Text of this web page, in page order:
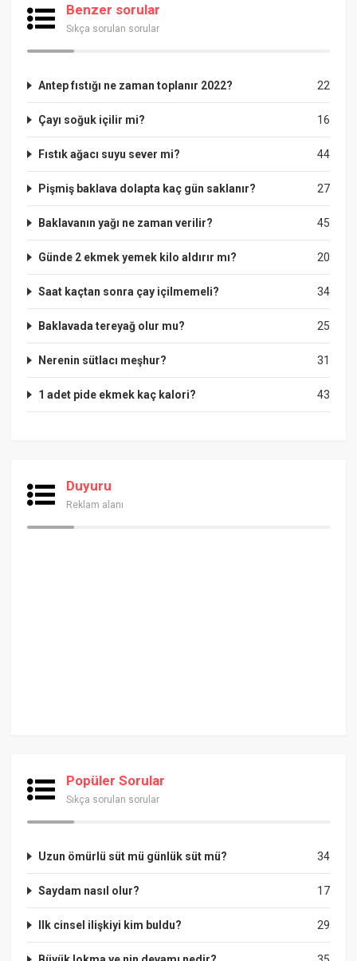
Benzer sorular
Sıkça sorulan sorular
22
Antep fıstığı ne zaman toplanır 2022?
16
Çayı soğuk içilir mi?
44
Fıstık ağacı suyu sever mi?
27
Pişmiş baklava dolapta kaç gün saklanır?
45
Baklavanın yağı ne zaman verilir?
20
Günde 2 ekmek yemek kilo aldırır mı?
34
Saat kaçtan sonra çay içilmemeli?
25
Baklavada tereyağ olur mu?
31
Nerenin sütlacı meşhur?
43
1 adet pide ekmek kaç kalori?
Duyuru
Reklam alanı
Popüler Sorular
Sıkça sorulan sorular
34
Uzun ömürlü süt mü günlük süt mü?
17
Saydam nasıl olur?
29
Ilk cinsel ilişkiyi kim buldu?